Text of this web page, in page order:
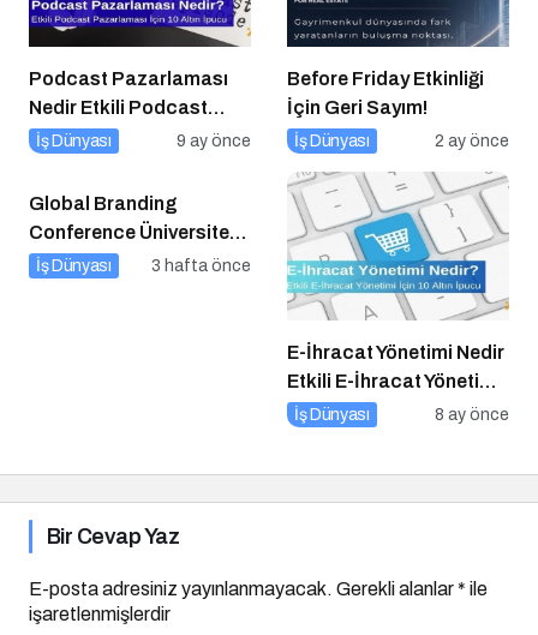
Podcast Pazarlaması
Nedir Etkili Podcast
Pazarlaması için 10
İş Dünyası 9 ay önce
Before Friday Etkinliği
İçin Geri Sayım!
İş Dünyası 2 ay önce
Global Branding
Conference Üniversite
Partnerleri
İş Dünyası 3 hafta önce
E-İhracat Yönetimi Nedir
Etkili E-İhracat Yönetimi
için 10 Altın İpucu
İş Dünyası 8 ay önce
Bir Cevap Yaz
E-posta adresiniz yayınlanmayacak. Gerekli alanlar* ile
işaretlenmişlerdir